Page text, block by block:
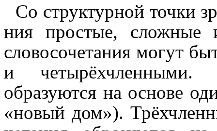
Со структурной точки
ния простые, сложные
слово­со­че­та­ния могут
и четырёх­член­ны­ми.
образуются на основе
«новый дом»).